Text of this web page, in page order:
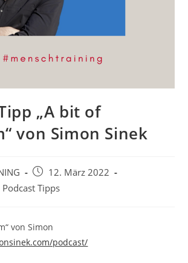
„A bit of
von Simon Sinek
Beitrag
veröffentlicht:
12. März 2022
Podcast Tipps
von Simon
podcast/